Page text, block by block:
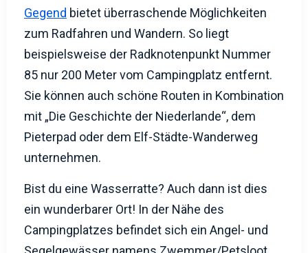
Gegend bietet überraschende Möglichkeiten
zum Radfahren und Wandern. So liegt
beispielsweise der Radknotenpunkt Nummer
85 nur 200 Meter vom Campingplatz entfernt.
Sie können auch schöne Routen in Kombination
mit „Die Geschichte der Niederlande“, dem
Pieterpad oder dem Elf-Städte-Wanderweg
unternehmen.
Bist du eine Wasserratte? Auch dann ist dies
ein wunderbarer Ort! In der Nähe des
Campingplatzes befindet sich ein Angel- und